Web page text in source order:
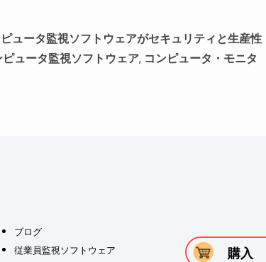
ュータ監視ソフトウェアがセキュリティと生産性
ピュータ監視ソフトウェア, コンピュータ・モニタ
ブログ
従業員監視ソフトウェア
購入